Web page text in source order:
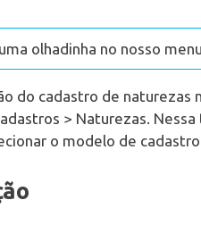
olhadinha no nosso
do cadastro de naturezas
> Naturezas.
o modelo de